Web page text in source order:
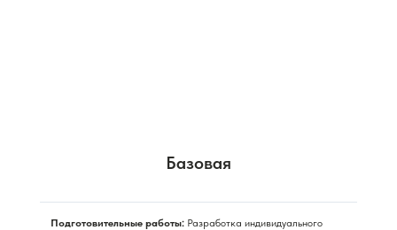
Базовая
Подготовительные работы: Разработка индивидуального